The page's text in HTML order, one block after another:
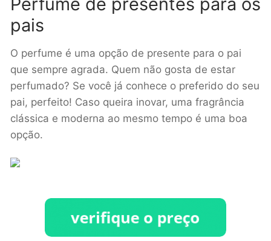
pais
O perfume é uma opção de presente para o pai
que sempre agrada. Quem não gosta de estar
perfumado? Se você já conhece o preferido do seu
pai, perfeito! Caso queira inovar, uma fragrância
clássica e moderna ao mesmo tempo é uma boa
opção.